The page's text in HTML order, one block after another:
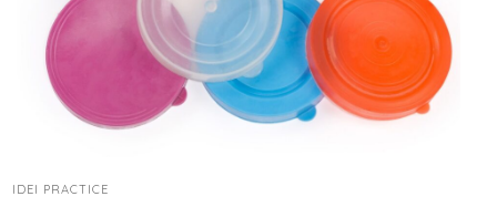
IDEI PRACTICE